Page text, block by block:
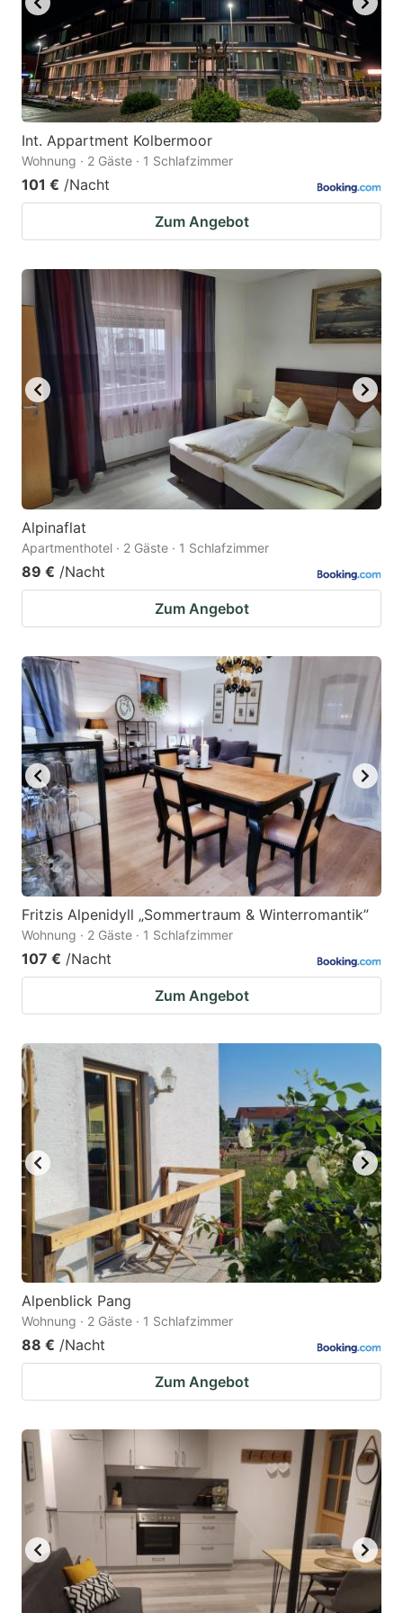
Int. Appartment Kolbermoor
Wohnung · 2 Gäste · 1 Schlafzimmer
101 € /Nacht
Zum Angebot
Alpinaflat
Apartmenthotel · 2 Gäste · 1 Schlafzimmer
89 € /Nacht
Zum Angebot
Fritzis Alpenidyll „Sommertraum & Winterromantik”
Wohnung · 2 Gäste · 1 Schlafzimmer
107 € /Nacht
Zum Angebot
Alpenblick Pang
Wohnung · 2 Gäste · 1 Schlafzimmer
88 € /Nacht
Zum Angebot